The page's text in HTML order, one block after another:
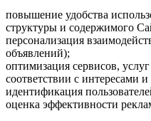
повышение удобства
структуры и содержимого
персонализация
объявлений);
оптимизация сервисов,
соответствии с интересами
идентификация
оценка эффективности